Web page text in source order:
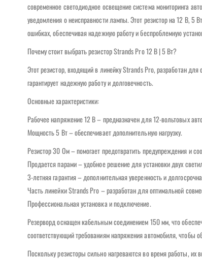
современное светодиодное освещение система мониторинга
уведомления о неисправности лампы. Этот резистор на 12 В, 5
ошибках, обеспечивая надежную работу и беспроблемную
Почему стоит выбрать резистор Strands Pro 12 В | 5 Вт?
Этот резистор, входящий в линейку Strands Pro, разработан
гарантирует надежную работу и долговечность.
Основные характеристики:
Рабочее напряжение 12 В – предназначен для 12-вольтовых
Мощность 5 Вт – обеспечивает дополнительную нагрузку.
Резистор 30 Ом – помогает предотвратить предупреждения и
Продается парами – удобное решение для установки двух
3-летняя гарантия – дополнительная уверенность и
Часть линейки Strands Pro – разработан для оптимальной
Профессиональная установка и подключение.
Резерворд оснащен кабельным соединением 150 мм, что
соответствующий требованиям напряжения автомобиля, чтобы
Поскольку резисторы сильно нагреваются во время работы, их